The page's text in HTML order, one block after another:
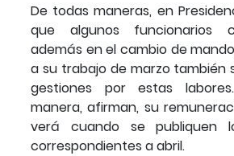
De todas maneras, en
que algunos funcionarios
además en el cambio de
a su trabajo de marzo también
gestiones por estas
manera, afirman, su
verá cuando se publiquen
correspondientes a abril.